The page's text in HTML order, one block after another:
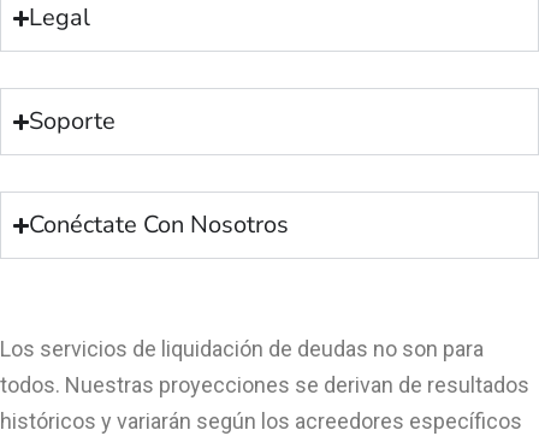
Legal
Soporte
Conéctate Con Nosotros
Los servicios de liquidación de deudas no son para
todos. Nuestras proyecciones se derivan de resultados
históricos y variarán según los acreedores específicos